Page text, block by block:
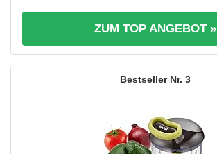
ZUM TOP ANGEBOT »
3